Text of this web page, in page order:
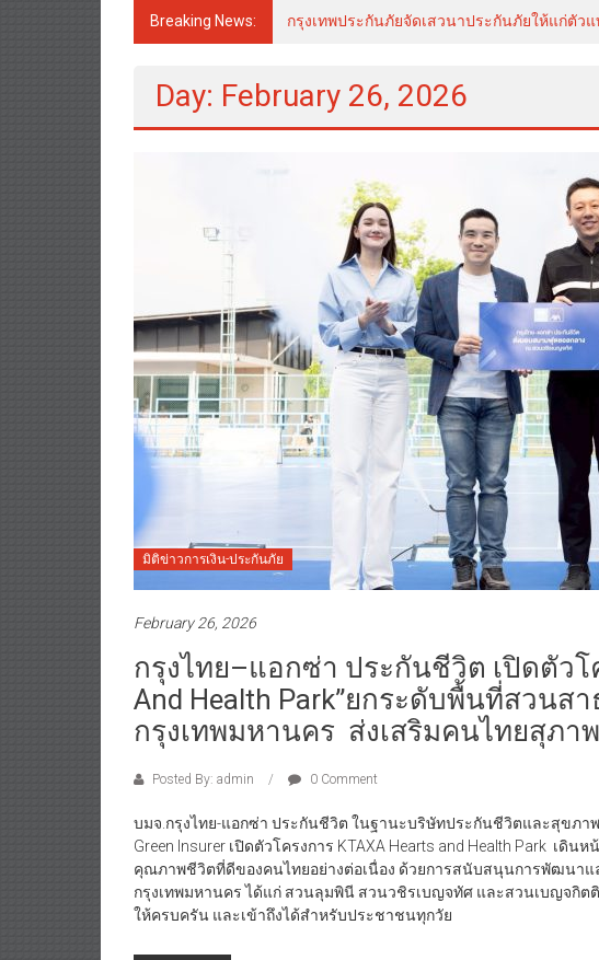
Breaking News: กรุงเทพประกันภัยจัดเสวนาประกันภัยให้แก่ตั
Day: February 26, 2026
มิติข่าวการเงิน-ประกันภัย
February 26, 2026
กรุงไทย–แอกซ่า ประกันชีวิต เปิดตัวโ
And Health Park”ยกระดับพื้นที่สวนส
กรุงเทพมหานคร ส่งเสริมคนไทยสุภา
Posted By: admin 0 Comment
บมจ.กรุงไทย-แอกซ่า ประกันชีวิต ในฐานะบริษัทประกันชีวิตและสุขภ
Green Insurer เปิดตัวโครงการ KTAXA Hearts and Health Park เดิ
คุณภาพชีวิตที่ดีของคนไทยอย่างต่อเนื่อง ด้วยการสนับสนุนการพัฒนา
กรุงเทพมหานคร ได้แก่ สวนลุมพินี สวนวชิรเบญจทัศ และสวนเบญจกิต
ให้ครบครัน และเข้าถึงได้สำหรับประชาชนทุกวัย